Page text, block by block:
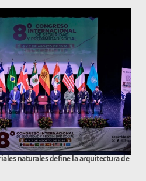
naturales define la arquitectura de